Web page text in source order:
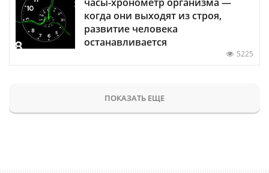
когда они выходят из строя,
развитие человека
останавливается
5225
ПОКАЗАТЬ ЕЩЕ